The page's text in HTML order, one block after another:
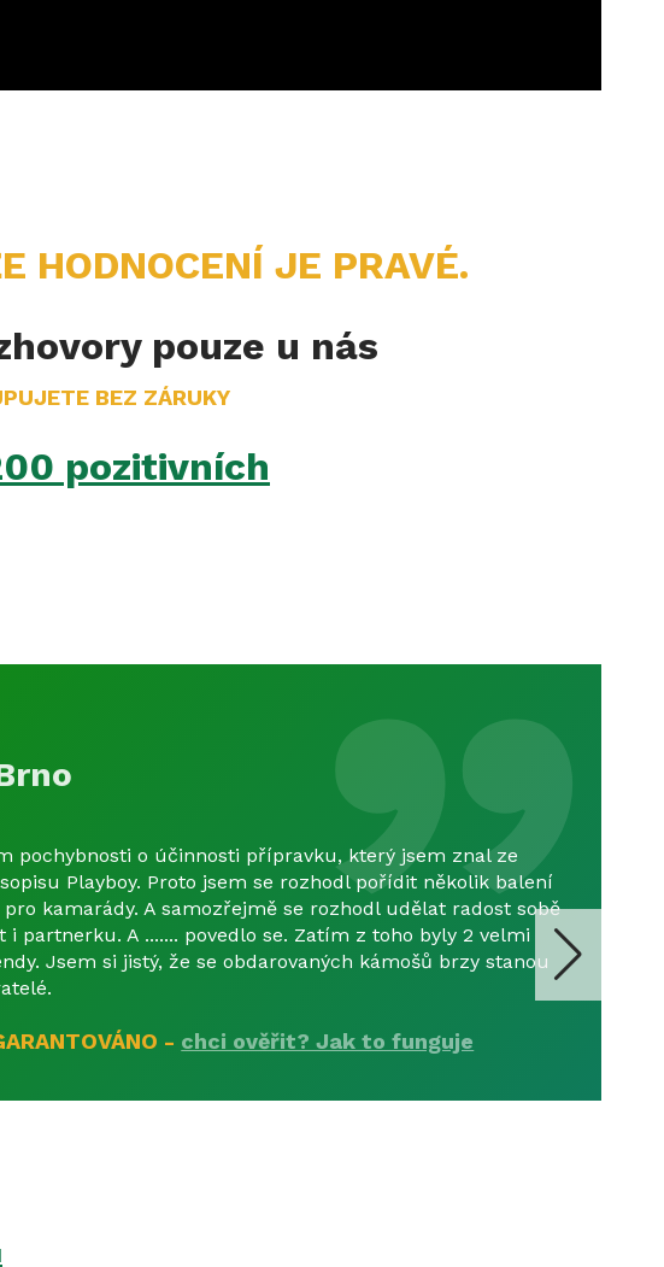
HODNOCENÍ JE PRAVÉ.
pouze u nás
BEZ ZÁRUKY
pozitivních „
pochybnosti o účinnosti přípravku, který jsem znal ze
Playboy. Proto jsem se rozhodl pořídit několik balení
pro kamarády. A samozřejmě se rozhodl udělat radost sobě
i partnerku. A ....... povedlo se. Zatím z toho byly 2 velmi
Jsem si jistý, že se obdarovaných kámošů brzy stanou
- chci ověřit? Jak to funguje